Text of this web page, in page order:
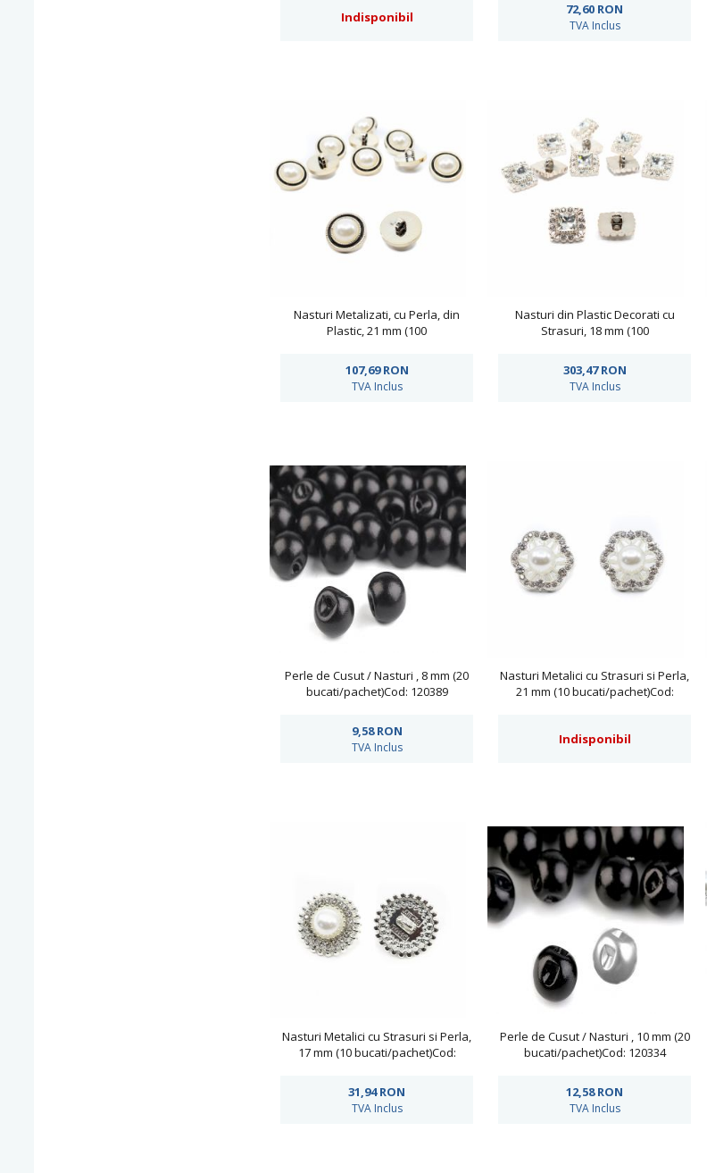
Indisponibil
72,60 RON
TVA Inclus
Nasturi Metalizati, cu Perla, din
Plastic, 21 mm (100
107,69RON
TVA Inclus
Nasturi din Plastic Decorati cu
Strasuri, 18 mm (100
303,47RON
TVA Inclus
Perle de Cusut / Nasturi , 8 mm (20
bucati/pachet)Cod: 120389
9,58RON
TVA Inclus
Nasturi Metalici cu Strasuri si Perla,
21 mm (10 bucati/pachet)Cod:
Indisponibil
Nasturi Metalici cu Strasuri si Perla,
17 mm (10 bucati/pachet)Cod:
31,94RON
TVA Inclus
Perle de Cusut / Nasturi , 10 mm (20
bucati/pachet)Cod: 120334
12,58RON
TVA Inclus